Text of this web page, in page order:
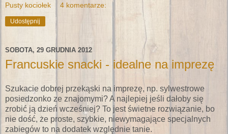
Pusty kociołek 4 komentarze:
Udostępnij
SOBOTA, 29 GRUDNIA 2012
Francuskie snacki - idealne na imprezę
Szukacie dobrej przekąski na imprezę, np. sylwestrowe
posiedzonko ze znajomymi? A najlepiej jeśli dałoby się
zrobić ją dzień wcześniej? To jest świetne rozwiązanie, bo
nie dość, że proste, szybkie, niewymagające specjalnych
zabiegów to na dodatek względnie tanie.